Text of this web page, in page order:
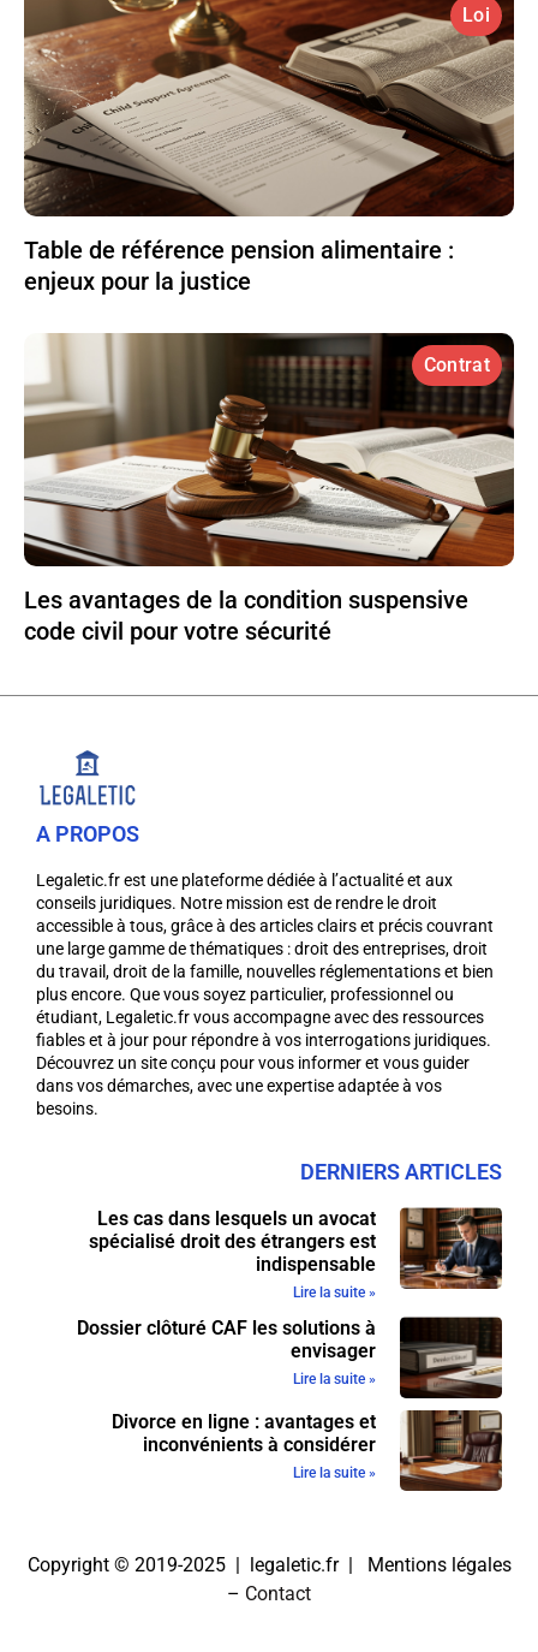
Loi
Table de référence pension alimentaire :
enjeux pour la justice
Contrat
Les avantages de la condition suspensive
code civil pour votre sécurité
A PROPOS
Legaletic.fr est une plateforme dédiée à l’actualité et aux
conseils juridiques. Notre mission est de rendre le droit
accessible à tous, grâce à des articles clairs et précis couvrant
une large gamme de thématiques : droit des entreprises, droit
du travail, droit de la famille, nouvelles réglementations et bien
plus encore. Que vous soyez particulier, professionnel ou
étudiant, Legaletic.fr vous accompagne avec des ressources
fiables et à jour pour répondre à vos interrogations juridiques.
Découvrez un site conçu pour vous informer et vous guider
dans vos démarches, avec une expertise adaptée à vos
besoins.
DERNIERS ARTICLES
Les cas dans lesquels un avocat
spécialisé droit des étrangers est
indispensable
Lire la suite »
Dossier clôturé CAF les solutions à
envisager
Lire la suite »
Divorce en ligne : avantages et
inconvénients à considérer
Lire la suite »
Copyright © 2019-2025 | legaletic.fr | Mentions légales
– Contact